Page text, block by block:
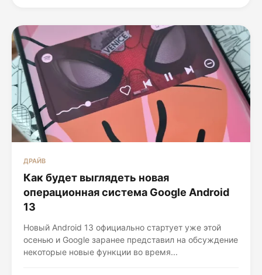
ДРАЙВ
Как будет выглядеть новая
операционная система Google Android
13
Новый Android 13 официально стартует уже этой
осенью и Google заранее представил на обсуждение
некоторые новые функции во время...